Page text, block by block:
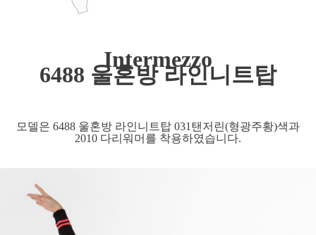
Intermezzo
6488 울혼방 라인니트탑
모델은 6488 울혼방 라인니트탑 031탠저린(형광주황)색과
2010 다리워머를 착용하였습니다.